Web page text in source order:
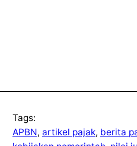
Tags:
APBN, artikel pajak, berita